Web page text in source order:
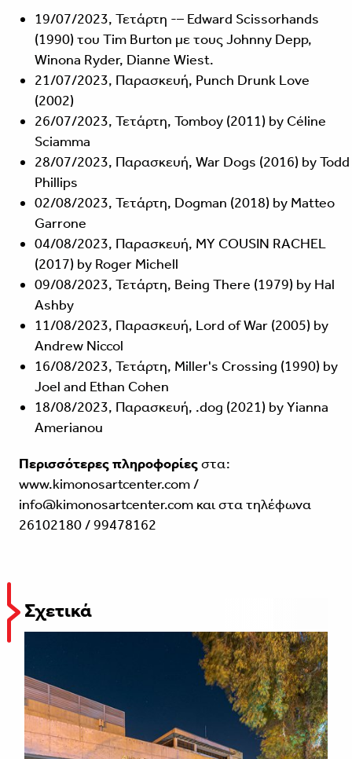
19/07/2023, Τετάρτη -– Edward Scissorhands
(1990) του Tim Burton με τους Johnny Depp,
Winona Ryder, Dianne Wiest.
21/07/2023, Παρασκευή, Punch Drunk Love
(2002)
26/07/2023, Τετάρτη, Tomboy (2011) by Céline
Sciamma
28/07/2023, Παρασκευή, War Dogs (2016) by Todd
Phillips
02/08/2023, Τετάρτη, Dogman (2018) by Matteo
Garrone
04/08/2023, Παρασκευή, MY COUSIN RACHEL
(2017) by Roger Michell
09/08/2023, Τετάρτη, Being There (1979) by Hal
Ashby
11/08/2023, Παρασκευή, Lord of War (2005) by
Andrew Niccol
16/08/2023, Τετάρτη, Miller's Crossing (1990) by
Joel and Ethan Cohen
18/08/2023, Παρασκευή, .dog (2021) by Yianna
Amerianou
Περισσότερες πληροφορίεςστα:
www.kimonosartcenter.com/
info@kimonosartcenter.com και στα τηλέφωνα
26102180 / 99478162
Σχετικά